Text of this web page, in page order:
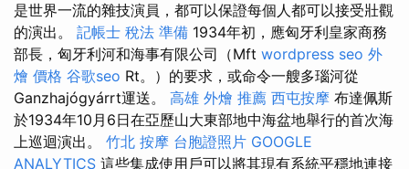
是世界一流的雜技演員，都可以保證每個人都可以接受壯觀
的演出。 記帳士 稅法 準備 1934年初，應匈牙利皇家商務
部長，匈牙利河和海事有限公司（Mft wordpress seo 外
燴 價格 谷歌seo Rt。）的要求，或命令一艘多瑙河從
Ganzhajógyárrt運送。 高雄 外燴 推薦 西屯按摩 布達佩斯
於1934年10月6日在亞歷山大東部地中海盆地舉行的首次海
上巡迴演出。 竹北 按摩 台胞證照片 GOOGLE
ANALYTICS 這些集成使用戶可以將其現有系統平穩地連接